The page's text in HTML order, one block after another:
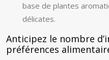
base de plantes
délicates.
Anticipez le nombre
préférences